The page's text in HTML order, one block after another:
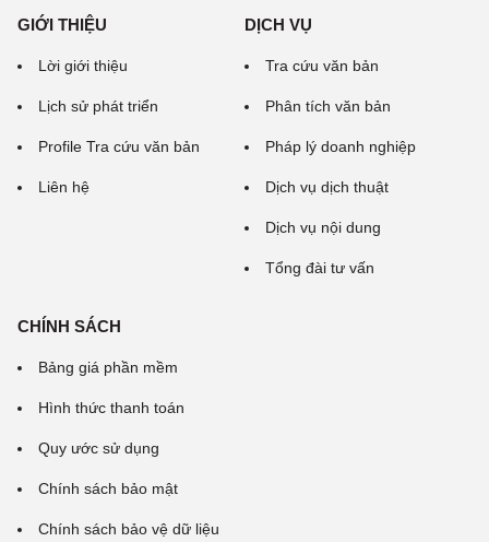
GIỚI THIỆU
Lời giới thiệu
Lịch sử phát triển
Profile Tra cứu văn bản
Liên hệ
DỊCH VỤ
Tra cứu văn bản
Phân tích văn bản
Pháp lý doanh nghiệp
Dịch vụ dịch thuật
Dịch vụ nội dung
Tổng đài tư vấn
CHÍNH SÁCH
Bảng giá phần mềm
Hình thức thanh toán
Quy ước sử dụng
Chính sách bảo mật
Chính sách bảo vệ dữ liệu